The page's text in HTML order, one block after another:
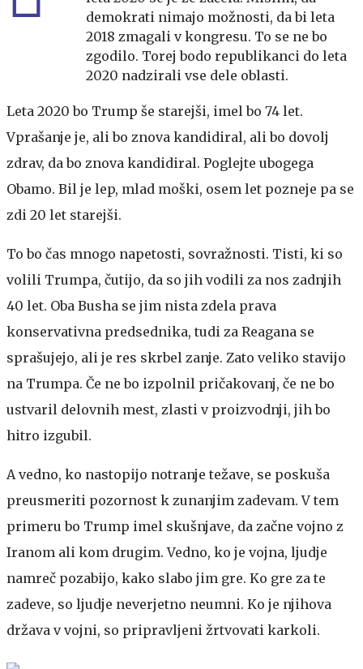
demokrati nimajo možnosti, da bi leta
2018 zmagali v kongresu. To se ne bo
zgodilo. Torej bodo republikanci do leta
2020 nadzirali vse dele oblasti.
Leta 2020 bo Trump še starejši, imel bo 74 let.
Vprašanje je, ali bo znova kandidiral, ali bo dovolj
zdrav, da bo znova kandidiral. Poglejte ubogega
Obamo. Bil je lep, mlad moški, osem let pozneje pa se
zdi 20 let starejši.
To bo čas mnogo napetosti, sovražnosti. Tisti, ki so
volili Trumpa, čutijo, da so jih vodili za nos zadnjih
40 let. Oba Busha se jim nista zdela prava
konservativna predsednika, tudi za Reagana se
sprašujejo, ali je res skrbel zanje. Zato veliko stavijo
na Trumpa. Če ne bo izpolnil pričakovanj, če ne bo
ustvaril delovnih mest, zlasti v proizvodnji, jih bo
hitro izgubil.
A vedno, ko nastopijo notranje težave, se poskuša
preusmeriti pozornost k zunanjim zadevam. V tem
primeru bo Trump imel skušnjave, da začne vojno z
Iranom ali kom drugim. Vedno, ko je vojna, ljudje
namreč pozabijo, kako slabo jim gre. Ko gre za te
zadeve, so ljudje neverjetno neumni. Ko je njihova
država v vojni, so pripravljeni žrtvovati karkoli.